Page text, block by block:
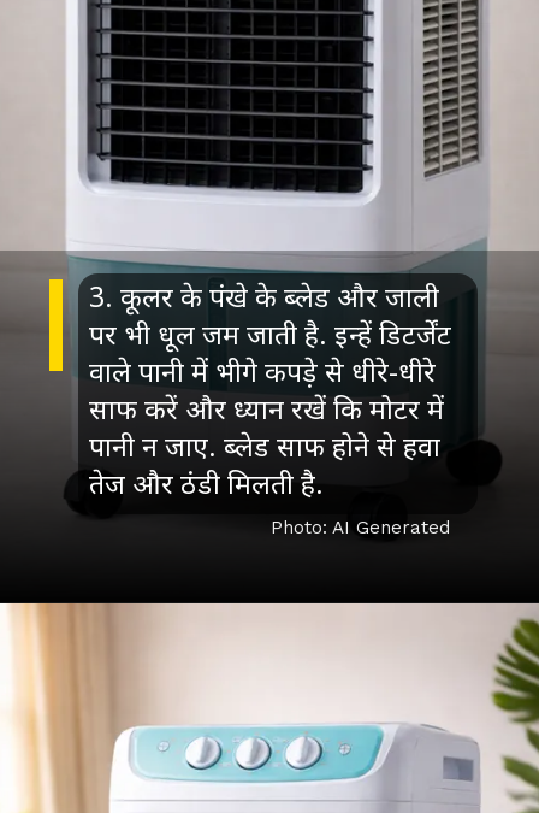
3. कूलर के पंखे के ब्लेड और जाली
पर भी धूल जम जाती है. इन्हें डिटर्जेंट
वाले पानी में भीगे कपड़े से धीरे-धीरे
साफ करें और ध्यान रखें कि मोटर में
पानी न जाए. ब्लेड साफ होने से हवा
तेज और ठंडी मिलती है.
Photo: AI Generated